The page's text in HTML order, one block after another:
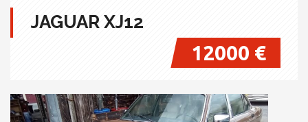
JAGUAR XJ12
12000 €